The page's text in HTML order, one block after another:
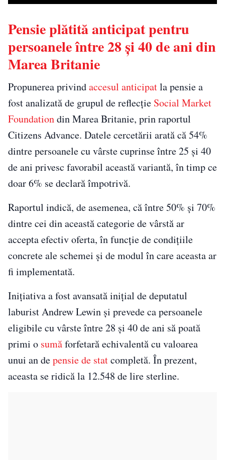
Pensie plătită anticipat pentru
persoanele între 28 și 40 de ani din
Marea Britanie
Propunerea privindaccesul anticipatla pensie a
fost analizată de grupul de reflecție Social Market
Foundationdin Marea Britanie, prin raportul
Citizens Advance. Datele cercetării arată că 54%
dintre persoanele cu vârste cuprinse între 25 și 40
de ani privesc favorabil această variantă, în timp ce
doar 6% se declară împotrivă.
Raportul indică, de asemenea, că între 50% și 70%
dintre cei din această categorie de vârstă ar
accepta efectiv oferta, în funcție de condițiile
concrete ale schemei și de modul în care aceasta ar
fi implementată.
Inițiativa a fost avansată inițial de deputatul
laburist Andrew Lewin și prevede ca persoanele
eligibile cu vârste între 28 și 40 de ani să poată
primi o sumăforfetară echivalentă cu valoarea
unui an depensie de statcompletă. În prezent,
aceasta se ridică la 12.548 de lire sterline.